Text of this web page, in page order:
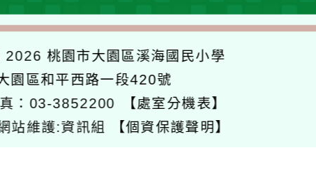
2026桃園市大園區溪海國民小學
園區和平西路一段420號
：03-3852200
【處室分機表】
站維護:資訊組 【個資保護聲明】